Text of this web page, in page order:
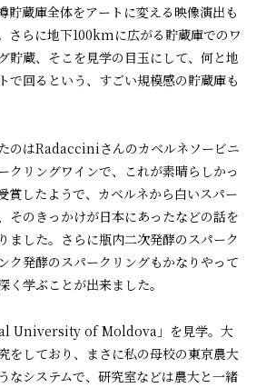
貯蔵庫全体をアートに変える映像演出も
さらに地下100kmに広がる貯蔵庫でのワ
貯蔵、そこを見学の目玉にして、何と地
で回るという、すごい規模感の貯蔵庫も
のはRadacciniさんのカベルネソービニ
クリングワインで、これが素晴らしかっ
賞したようで、カベルネから白いスパー
そのきっかけが日本にあったなどの話を
ました。さらに瓶内二次発酵のスパーク
ク発酵のスパークリングもかなりやって
く学ぶことが出来ました。
University of Moldova」を見学。大
をしており、まさに私の母校の東京農大
なシステムで、研究室などは農大と一緒